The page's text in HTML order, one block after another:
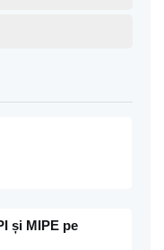
și MIPE pe